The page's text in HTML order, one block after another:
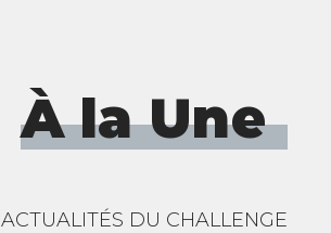
À la Une
ACTUALITÉS DU CHALLENGE